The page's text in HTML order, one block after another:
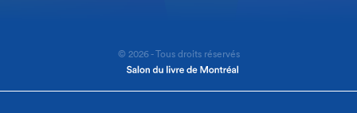
© 2026 - Tous droits réservés